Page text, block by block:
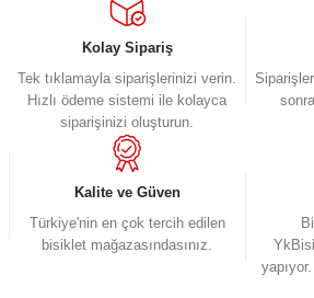
Ürün resmi kalitesiz, bozuk veya
Ürün açıklamasında eksik bilgiler
Ürün bilgilerinde hatalar bulunuyor.
Ürün fiyatı diğer sitelerden daha pahalı.
Bu ürüne benzer farklı alternatifler olmalı.
Kolay Sipariş
Tek tıklamayla siparişlerinizi verin.
Hızlı ödeme sistemi ile kolayca
siparişinizi oluşturun.
Kalite ve Güven
Türkiye'nin en çok tercih edilen
bisiklet mağazasındasınız.